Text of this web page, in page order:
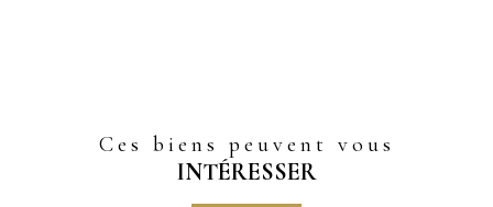
Ces biens peuvent vous
INTÉRESSER